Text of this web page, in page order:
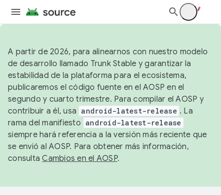
A partir de 2026, para alinearnos con nuestro modelo
de desarrollo llamado Trunk Stable y garantizar la
estabilidad de la plataforma para el ecosistema,
publicaremos el código fuente en el AOSP en el
segundo y cuarto trimestre. Para compilar el AOSP y
contribuir a él, usa android-latest-release . La
rama del manifiesto android-latest-release
siempre hará referencia a la versión más reciente que
se envió al AOSP. Para obtener más información,
consultaCambios en el AOSP.